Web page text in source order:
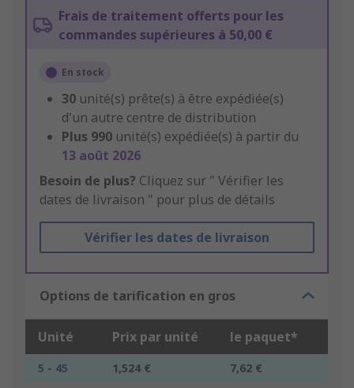
Frais de traitement offerts pour les
commandes supérieures à 50,00 €
En stock
30 unité(s) prête(s) à être expédiée(s)
d'un autre centre de distribution
Plus 990 unité(s) expédiée(s) à partir du
13 août 2026
Besoin de plus? Cliquez sur " Vérifier les
dates de livraison " pour plus de détails
Vérifier les dates de livraison
Options de tarification en gros
Unité Prix par unité le paquet*
5 - 45 1,524 €
7,62 €